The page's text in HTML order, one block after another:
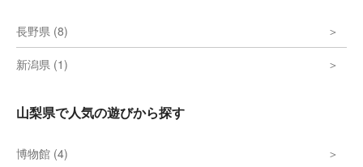
長野県 (8)
新潟県 (1)
山梨県で人気の遊びから探す
博物館 (4)